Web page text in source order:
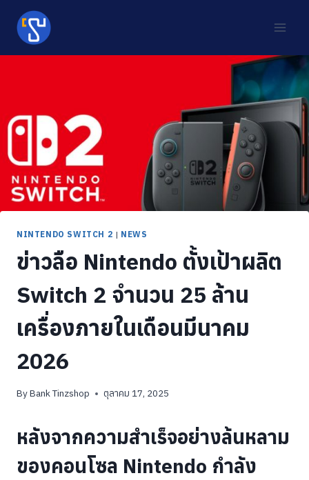
content
NINTENDO SWITCH 2 | NEWS
ข่าวลือ Nintendo ตั้งเป้าผลิต
Switch 2 จำนวน 25 ล้าน
เครื่องภายในเดือนมีนาคม
2026
ByBank Tinzshop ตุลาคม 17, 2025
หลังจากความสำเร็จอย่างล้นหลาม
ของคอนโซล Nintendo กำลัง